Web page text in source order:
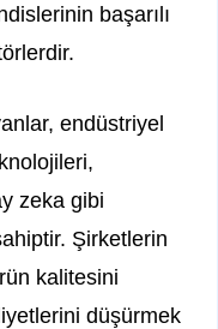
başarılı
endüstriyel
zeka gibi
Şirketlerin
kalitesini
düşürmek